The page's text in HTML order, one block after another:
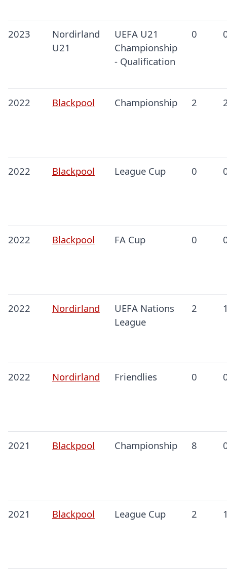
2023
Nordirland
U21
UEFA U21
Championship
- Qualification
0
2022 Blackpool Championship 2
2022 Blackpool League Cup 0
2022 Blackpool FA Cup 0
2022 Nordirland
UEFA Nations
League
2
2022 Nordirland Friendlies 0
2021 Blackpool Championship 8
2021 Blackpool League Cup 2